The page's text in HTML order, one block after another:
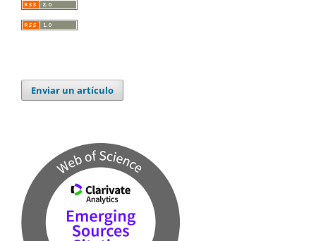
Enviar un artículo